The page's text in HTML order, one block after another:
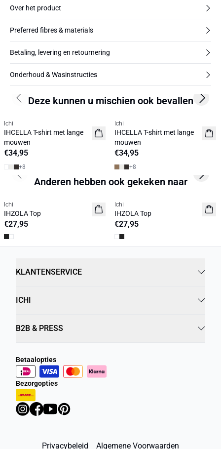
Over het product
Preferred fibres & materials
Betaling, levering en retournering
Onderhoud & Wasinstructies
Deze kunnen u mischien ook bevallen
NIEUW
Ichi
IHCELLA T-shirt met lange
mouwen
€34,95
+8
NIEUW
Ichi
IHCELLA T-shirt met lange
mouwen
€34,95
+8
Previous slide Next
Anderen hebben ook gekeken naar
BASIC
Ichi
IHZOLA Top
€27,95
BASIC
Ichi
IHZOLA Top
€27,95
Previous slide Next
KLANTENSERVICE
ICHI
B2B & PRESS
Betaalopties
Bezorgopties
Privacybeleid Algemene Voorwaarden